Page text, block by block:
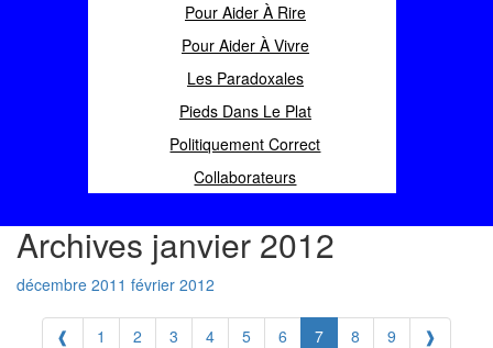
Pour Aider À Rire
Pour Aider À Vivre
Les Paradoxales
Pieds Dans Le Plat
Politiquement Correct
Collaborateurs
Archives janvier 2012
décembre 2011 février 2012
❰ 1 2 3 4 5 6 7 8 9 ❱